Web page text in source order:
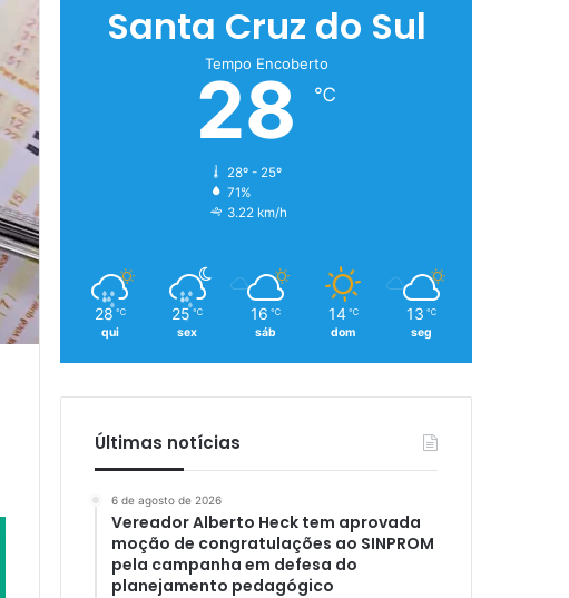
Santa Cruz do Sul
Tempo Encoberto
28 ℃
28º - 25º
71%
3.22 km/h
28 ℃
qui
25 ℃
sex
16 ℃
sáb
14 ℃
dom
13 ℃
seg
Últimas notícias
6 de agosto de 2026
Vereador Alberto Heck tem aprovada
moção de congratulações ao SINPROM
pela campanha em defesa do
planejamento pedagógico